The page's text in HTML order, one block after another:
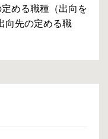
める職種（出向を
向先の定める職